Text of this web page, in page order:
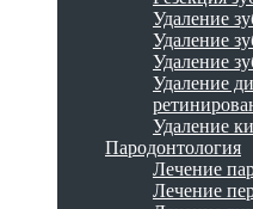
Удаление
Удаление
Удаление
Удаление
Удаление
Пародонтология
Лечение
Лечение